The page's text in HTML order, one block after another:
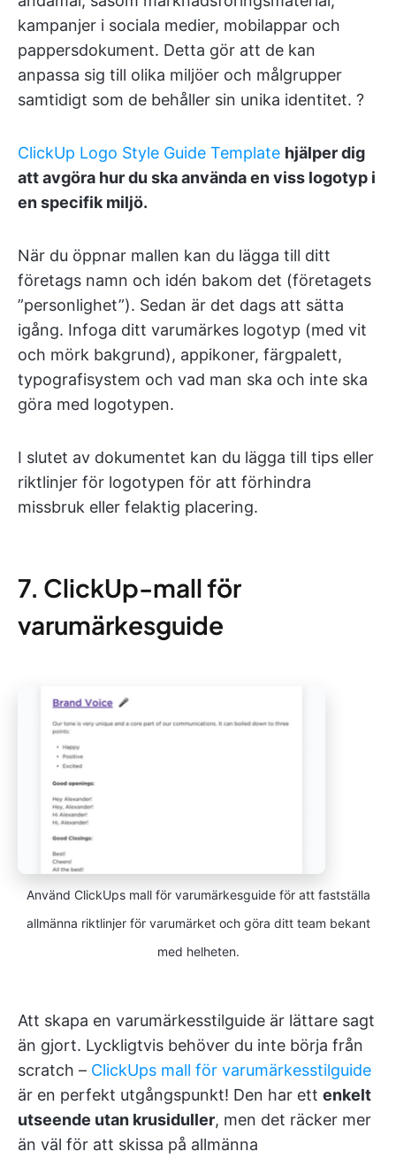
kampanjer i sociala medier, mobilappar och
pappersdokument. Detta gör att de kan
anpassa sig till olika miljöer och målgrupper
samtidigt som de behåller sin unika identitet. ?
ClickUp Logo Style Guide Template hjälper dig
att avgöra hur du ska använda en viss logotyp i
en specifik miljö.
När du öppnar mallen kan du lägga till ditt
företags namn och idén bakom det (företagets
”personlighet”). Sedan är det dags att sätta
igång. Infoga ditt varumärkes logotyp (med vit
och mörk bakgrund), appikoner, färgpalett,
typografisystem och vad man ska och inte ska
göra med logotypen.
I slutet av dokumentet kan du lägga till tips eller
riktlinjer för logotypen för att förhindra
missbruk eller felaktig placering.
7. ClickUp-mall för
varumärkesguide
Använd ClickUps mall för varumärkesguide för att fastställa
allmänna riktlinjer för varumärket och göra ditt team bekant
med helheten.
Att skapa en varumärkesstilguide är lättare sagt
än gjort. Lyckligtvis behöver du inte börja från
scratch – ClickUps mall för varumärkesstilguide
är en perfekt utgångspunkt! Den har ett enkelt
utseende utan krusiduller, men det räcker mer
än väl för att skissa på allmänna